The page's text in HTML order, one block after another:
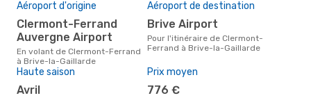
Aéroport d'origine
Clermont-Ferrand
Auvergne Airport
En volant de Clermont-Ferrand
à Brive-la-Gaillarde
Aéroport de destination
Brive Airport
Pour l'itinéraire de Clermont-
Ferrand à Brive-la-Gaillarde
Haute saison
avril
Prix moyen
776 €